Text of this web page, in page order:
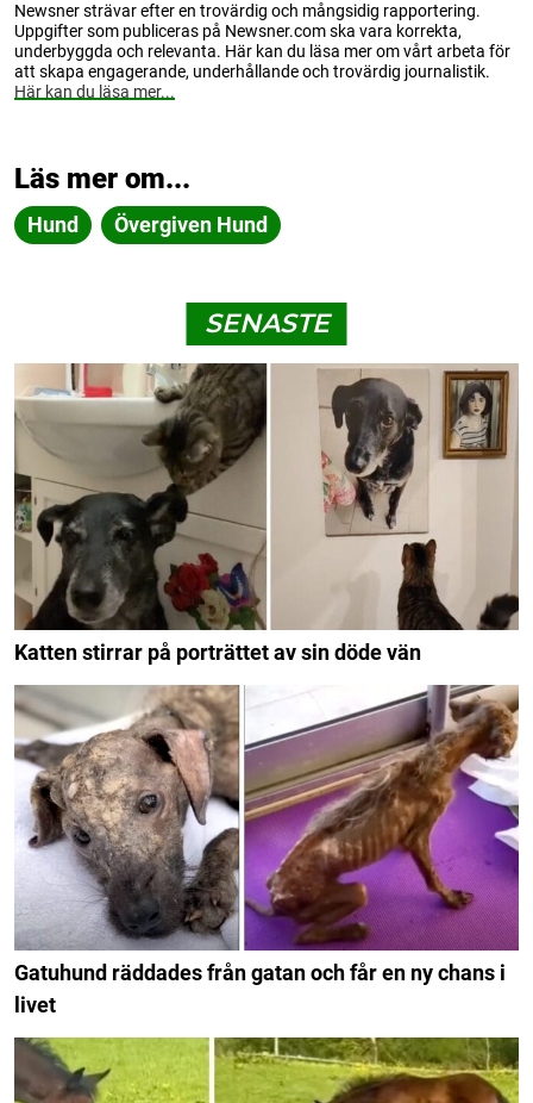
Newsner strävar efter en trovärdig och mångsidig rapportering.
Uppgifter som publiceras på Newsner.com ska vara korrekta,
underbyggda och relevanta. Här kan du läsa mer om vårt arbeta för
att skapa engagerande, underhållande och trovärdig journalistik.
Här kan du läsa mer...
Läs mer om...
Hund Övergiven Hund
SENASTE
Katten stirrar på porträttet av sin döde vän
Gatuhund räddades från gatan och får en ny chans i
livet